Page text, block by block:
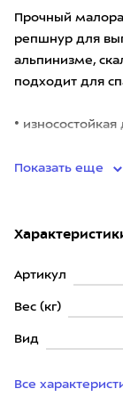
Прочный
репшнур для
альпинизме,
подходит для
•
Показать еще
Артикул
Вес (кг)
Вид
Все